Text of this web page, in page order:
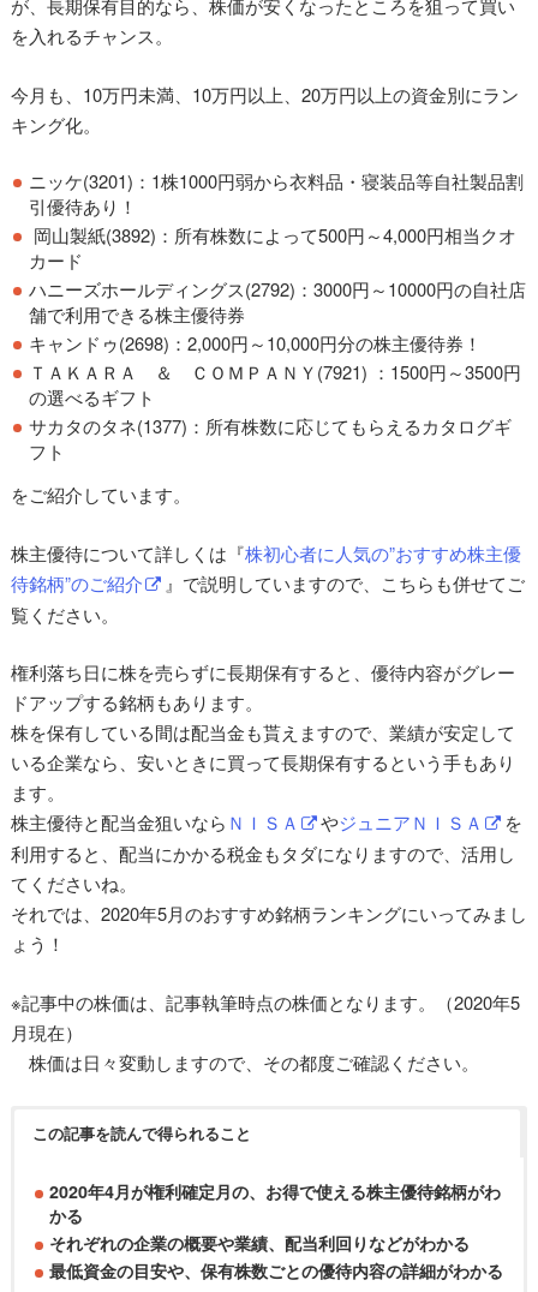
が、長期保有目的なら、株価が安くなったところを狙って買い
を入れるチャンス。
今月も、10万円未満、10万円以上、20万円以上の資金別にラン
キング化。
ニッケ(3201)：1株1000円弱から衣料品・寝装品等自社製品割
引優待あり！
岡山製紙(3892)：所有株数によって500円～4,000円相当クオ
カード
ハニーズホールディングス(2792)：3000円～10000円の自社店
舗で利用できる株主優待券
キャンドゥ(2698)：2,000円～10,000円分の株主優待券！
ＴＡＫＡＲＡ ＆ ＣＯＭＰＡＮＹ(7921) ：1500円～3500円
の選べるギフト
サカタのタネ(1377)：所有株数に応じてもらえるカタログギ
フト
をご紹介しています。
株主優待について詳しくは『株初心者に人気の”おすすめ株主優
待銘柄”のご紹介
』で説明していますので、こちらも併せてご
覧ください。
権利落ち日に株を売らずに長期保有すると、優待内容がグレー
ドアップする銘柄もあります。
株を保有している間は配当金も貰えますので、業績が安定して
いる企業なら、安いときに買って長期保有するという手もあり
ます。
株主優待と配当金狙いなら ＮＩＳＡ やジュニアＮＩＳＡ
を
利用すると、配当にかかる税金もタダになりますので、活用し
てくださいね。
それでは、2020年5月のおすすめ銘柄ランキングにいってみまし
ょう！
※記事中の株価は、記事執筆時点の株価となります。（2020年5
月現在）
株価は日々変動しますので、その都度ご確認ください。
この記事を読んで得られること
2020年4月が権利確定月の、お得で使える株主優待銘柄がわ
かる
それぞれの企業の概要や業績、配当利回りなどがわかる
最低資金の目安や、保有株数ごとの優待内容の詳細がわかる